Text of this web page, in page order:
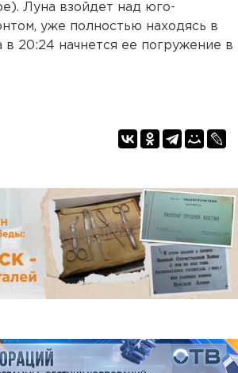
Луна взойдет над юго-
уже полностью находясь в
в 20:24 начнется ее погружение в